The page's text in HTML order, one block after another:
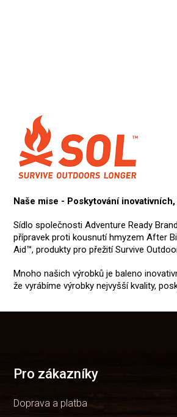
Naše mise - Poskytování
Sídlo společnosti Adventure Ready
přípravek proti kousnutí hmyzem After
Aid™, produkty pro přežití Survive
Mnoho našich výrobků je baleno
že vyrábíme výrobky nejvyšší kvality,
Pro zákazníky
Doprava a platba